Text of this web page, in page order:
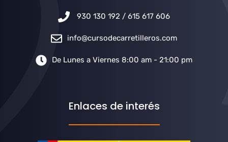
930 130 192 / 615 617 606
info@cursodecarretilleros.com
De Lunes a Viernes 8:00 am - 21:00 pm
Enlaces de interés